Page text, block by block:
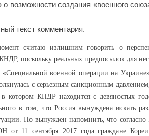
возможности создания «военного
текст комментария.
считаю излишним говорить о
поскольку реальных предпосылок для
военной операции на
с серьезным санкционным
котором КНДР находится с девяностых
в том, что Россия вынуждена искать
Но вынужден напомнить, что согласно
от 11 сентября 2017 года граждане